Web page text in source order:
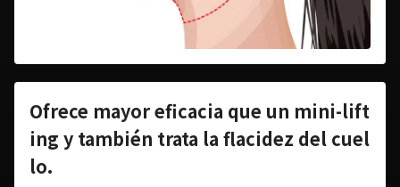
Ofrece mayor eficacia que un mini-lift
ing y también trata la flacidez del cuel
lo.